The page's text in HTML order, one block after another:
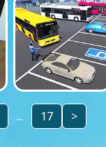
... 17 >